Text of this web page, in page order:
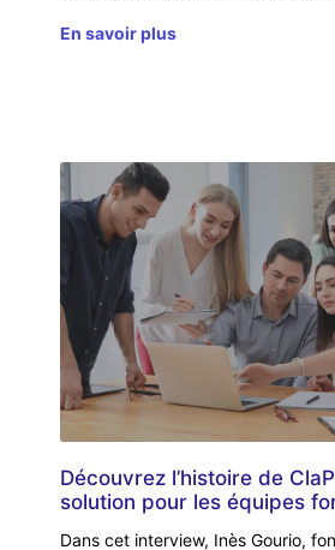
En savoir plus
Découvrez l’histoire de
solution pour les équipes
Dans cet interview, Inès Gourio,